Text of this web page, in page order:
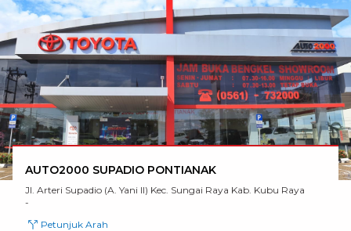
AUTO2000 SUPADIO PONTIANAK
Jl. Arteri Supadio (A. Yani II) Kec. Sungai Raya Kab. Kubu Raya
-
Petunjuk Arah